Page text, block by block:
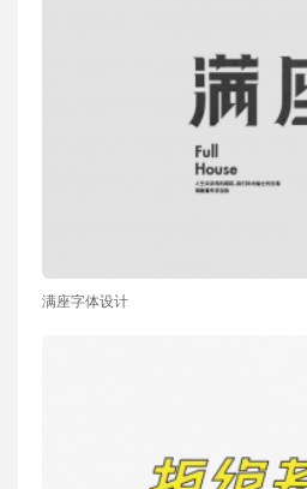
满座字体设计